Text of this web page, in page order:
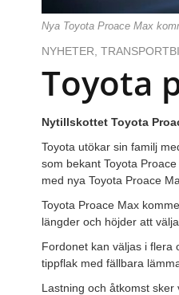
Nya Toyota Proace Max
NYHETER
Toyota
Nytillskottet Toyota
Toyota utökar sin familj
som bekant Toyota
med nya Toyota Proace
Toyota Proace Max
längder och höjder att välja
Fordonet kan väljas i flera
tippflak med fällbara
Lastning och åtkomst